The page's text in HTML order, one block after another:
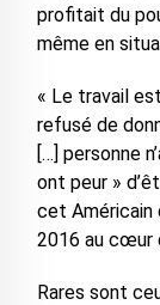
profitait du
même en
« Le travail
refusé de
[…] personne
ont peur »
cet Américain
2016 au cœur
Rares sont